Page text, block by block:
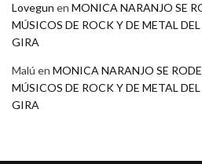
Lovegun en MONICA NARANJO SE
MÚSICOS DE ROCK Y DE METAL
GIRA
Malú en MONICA NARANJO SE
MÚSICOS DE ROCK Y DE METAL
GIRA